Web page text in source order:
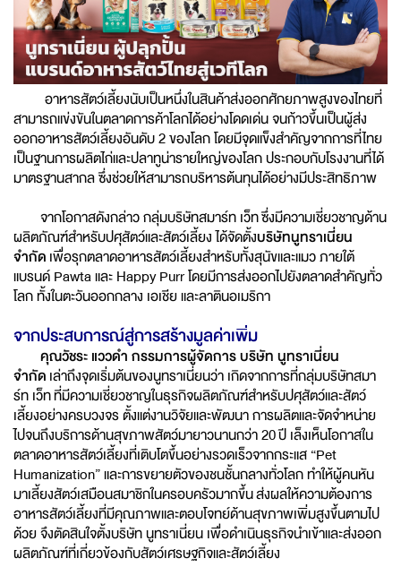
อาหารสัตว์เลี้ยงนับเป็นหนึ่งในสินค้าส่งออกศักยภาพสูงของไทยที่
สามารถแข่งขันในตลาดการค้าโลกได้อย่างโดดเด่น จนก้าวขึ้นเป็นผู้ส่ง
ออกอาหารสัตว์เลี้ยงอันดับ 2 ของโลก โดยมีจุดแข็งสำคัญจากการที่ไทย
เป็นฐานการผลิตไก่และปลาทูน่ารายใหญ่ของโลก ประกอบกับโรงงานที่ได้
มาตรฐานสากล ซึ่งช่วยให้สามารถบริหารต้นทุนได้อย่างมีประสิทธิภาพ
จากโอกาสดังกล่าว กลุ่มบริษัทสมาร์ท เว็ท ซึ่งมีความเชี่ยวชาญด้าน
ผลิตภัณฑ์สำหรับปศุสัตว์และสัตว์เลี้ยง ได้จัดตั้งบริษัทนูทราเนี่ยน
จำกัดเพื่อรุกตลาดอาหารสัตว์เลี้ยงสำหรับทั้งสุนัขและแมว ภายใต้
แบรนด์ Pawta และ Happy Purr โดยมีการส่งออกไปยังตลาดสำคัญทั่ว
โลก ทั้งในตะวันออกกลาง เอเชีย และลาตินอเมริกา
จากประสบการณ์สู่การสร้างมูลค่าเพิ่ม
คุณวัชระ แววดำ กรรมการผู้จัดการ บริษัท นูทราเนี่ยน
จำกัดเล่าถึงจุดเริ่มต้นของนูทราเนี่ยนว่า เกิดจากการที่กลุ่มบริษัทสมา
ร์ท เว็ท ที่มีความเชี่ยวชาญในธุรกิจผลิตภัณฑ์สำหรับปศุสัตว์และสัตว์
เลี้ยงอย่างครบวงจร ตั้งแต่งานวิจัยและพัฒนา การผลิตและจัดจำหน่าย
ไปจนถึงบริการด้านสุขภาพสัตว์มายาวนานกว่า 20 ปี เล็งเห็นโอกาสใน
ตลาดอาหารสัตว์เลี้ยงที่เติบโตขึ้นอย่างรวดเร็วจากกระแส “Pet
Humanization” และการขยายตัวของชนชั้นกลางทั่วโลก ทำให้ผู้คนหัน
มาเลี้ยงสัตว์เสมือนสมาชิกในครอบครัวมากขึ้น ส่งผลให้ความต้องการ
อาหารสัตว์เลี้ยงที่มีคุณภาพและตอบโจทย์ด้านสุขภาพเพิ่มสูงขึ้นตามไป
ด้วย จึงตัดสินใจตั้งบริษัท นูทราเนี่ยน เพื่อดำเนินธุรกิจนำเข้าและส่งออก
ผลิตภัณฑ์ที่เกี่ยวข้องกับสัตว์เศรษฐกิจและสัตว์เลี้ยง